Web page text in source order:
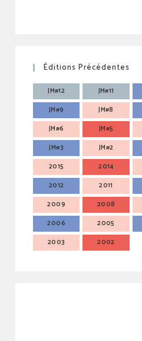
Éditions Précédentes
JM#12 JM#11
JM#9
JM#8
JM#6
JM#5
JM#3
JM#2
2015
2014
2012
2011
2009
2008
2006
2005
2003
2002